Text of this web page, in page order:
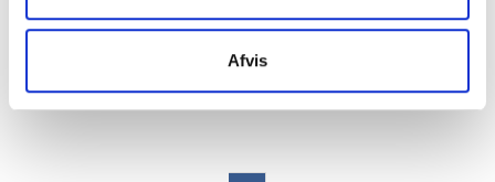
Afvis
Se også vores udvalg afmiljøvenlige produkter
førstehjælpsudstyrog